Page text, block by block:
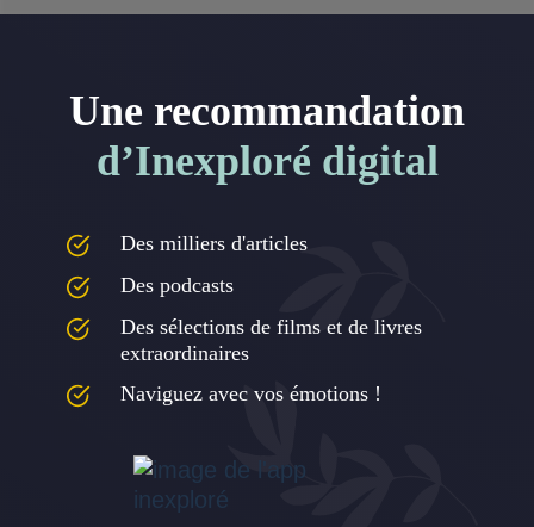
Une recommandation
d’Inexploré digital
Des milliers d'articles
Des podcasts
Des sélections de films et de livres
extraordinaires
Naviguez avec vos émotions !